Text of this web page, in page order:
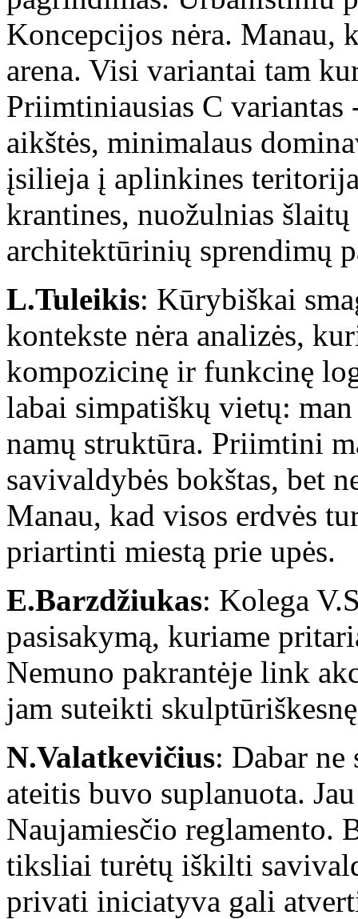
Koncepcijos nėra. Manau,
arena. Visi variantai tam
Priimtiniausias C
aikštės, minimalaus
įsilieja į aplinkines
krantines, nuožulnias
architektūrinių sprendimų
L.Tuleikis: Kūrybiškai
kontekste nėra analizės,
kompozicinę ir funkcinę
labai simpatiškų vietų:
namų struktūra. Priimtini
savivaldybės bokštas, bet
Manau, kad visos erdvės
priartinti miestą prie upės.
E.Barzdžiukas: Kolega
pasisakymą, kuriame
Nemuno pakrantėje link
jam suteikti
N.Valatkevičius: Dabar
ateitis buvo suplanuota.
Naujamiesčio reglamento.
tiksliai turėtų iškilti
privati iniciatyva gali